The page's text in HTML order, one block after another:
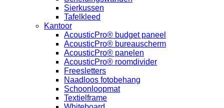
Sierkussen
Tafelkleed
Kantoor
AcousticPro® budget paneel
AcousticPro® bureauscherm
AcousticPro® panelen
AcousticPro® roomdivider
Freesletters
Naadloos fotobehang
Schoonloopmat
Textielframe